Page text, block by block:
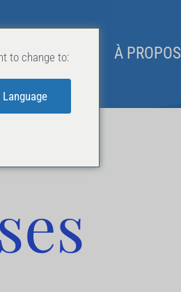
& ANALYSES À PROPOS
to change to:
Language